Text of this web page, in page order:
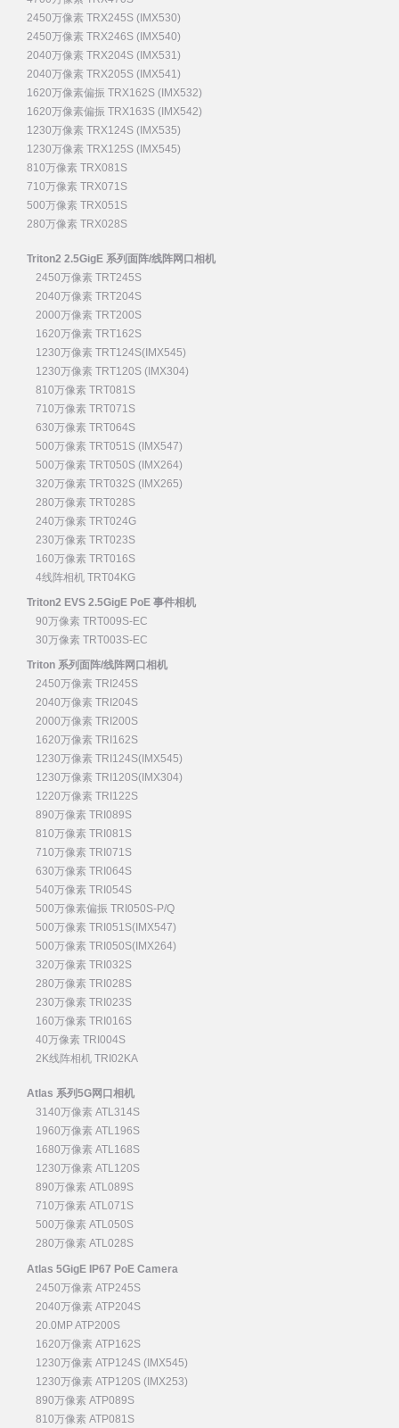
2450万像素 TRX245S (IMX530)
2450万像素 TRX246S (IMX540)
2040万像素 TRX204S (IMX531)
2040万像素 TRX205S (IMX541)
1620万像素偏振 TRX162S (IMX532)
1620万像素偏振 TRX163S (IMX542)
1230万像素 TRX124S (IMX535)
1230万像素 TRX125S (IMX545)
810万像素 TRX081S
710万像素 TRX071S
500万像素 TRX051S
280万像素 TRX028S
Triton2 2.5GigE 系列面阵/线阵网口相机
2450万像素 TRT245S
2040万像素 TRT204S
2000万像素 TRT200S
1620万像素 TRT162S
1230万像素 TRT124S(IMX545)
1230万像素 TRT120S (IMX304)
810万像素 TRT081S
710万像素 TRT071S
630万像素 TRT064S
500万像素 TRT051S (IMX547)
500万像素 TRT050S (IMX264)
320万像素 TRT032S (IMX265)
280万像素 TRT028S
240万像素 TRT024G
230万像素 TRT023S
160万像素 TRT016S
4线阵相机 TRT04KG
Triton2 EVS 2.5GigE PoE 事件相机
90万像素 TRT009S-EC
30万像素 TRT003S-EC
Triton 系列面阵/线阵网口相机
2450万像素 TRI245S
2040万像素 TRI204S
2000万像素 TRI200S
1620万像素 TRI162S
1230万像素 TRI124S(IMX545)
1230万像素 TRI120S(IMX304)
1220万像素 TRI122S
890万像素 TRI089S
810万像素 TRI081S
710万像素 TRI071S
630万像素 TRI064S
540万像素 TRI054S
500万像素偏振 TRI050S-P/Q
500万像素 TRI051S(IMX547)
500万像素 TRI050S(IMX264)
320万像素 TRI032S
280万像素 TRI028S
230万像素 TRI023S
160万像素 TRI016S
40万像素 TRI004S
2K线阵相机 TRI02KA
Atlas 系列5G网口相机
3140万像素 ATL314S
1960万像素 ATL196S
1680万像素 ATL168S
1230万像素 ATL120S
890万像素 ATL089S
710万像素 ATL071S
500万像素 ATL050S
280万像素 ATL028S
Atlas 5GigE IP67 PoE Camera
2450万像素 ATP245S
2040万像素 ATP204S
20.0MP ATP200S
1620万像素 ATP162S
1230万像素 ATP124S (IMX545)
1230万像素 ATP120S (IMX253)
890万像素 ATP089S
810万像素 ATP081S